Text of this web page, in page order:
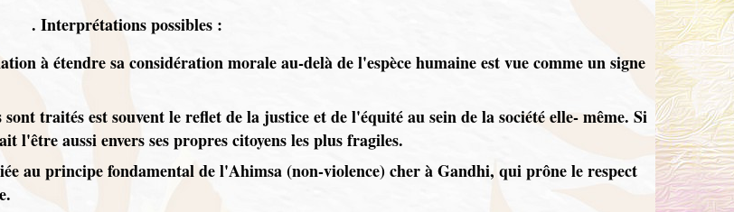
. Interprétations possibles :
à étendre sa considération morale au-delà de l'espèce humaine est vue comme un signe
traités est souvent le reflet de la justice et de l'équité au sein de la société elle- même. Si
l'être aussi envers ses propres citoyens les plus fragiles.
au principe fondamental de l'Ahimsa (non-violence) cher à Gandhi, qui prône le respect